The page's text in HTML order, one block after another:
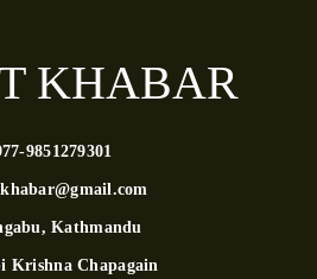
KHABAR
9851279301
Kathmandu
Krishna Chapagain